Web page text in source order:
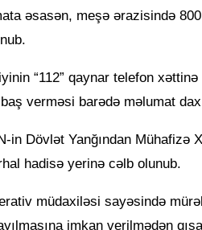
əsasən, meşə ərazisində
“112” qaynar telefon xəttinə
verməsi barədə məlumat
in Dövlət Yanğından Mühafizə
hadisə yerinə cəlb olunub.
müdaxiləsi sayəsində
imkan verilmədən